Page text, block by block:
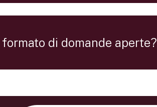
di domande aperte?